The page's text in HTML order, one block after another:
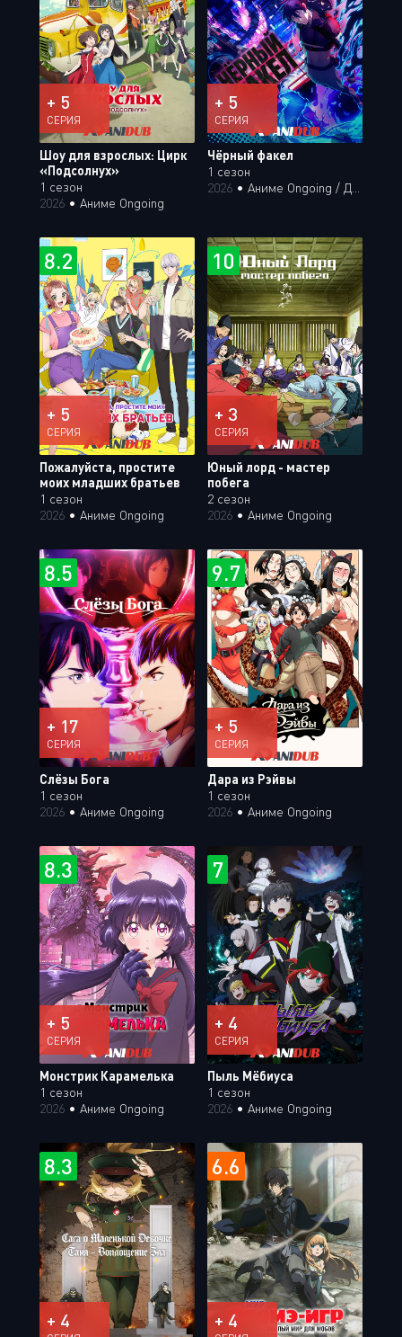
+ 5
СЕРИЯ
Шоу для взрослых: Цирк
«Подсолнух»
1 сезон
2026 • Аниме Ongoing
+ 5
СЕРИЯ
Чёрный факел
1 сезон
2026 • Аниме Ongoing / Дубляж Анидаба
8.2
+ 5
СЕРИЯ
Пожалуйста, простите
моих младших братьев
1 сезон
2026 • Аниме Ongoing
10
+ 3
СЕРИЯ
Юный лорд - мастер
побега
2 сезон
2026 • Аниме Ongoing
8.5
+ 17
СЕРИЯ
Слёзы Бога
1 сезон
2026 • Аниме Ongoing
9.7
+ 5
СЕРИЯ
Дара из Рэйвы
1 сезон
2026 • Аниме Ongoing
8.3
+ 5
СЕРИЯ
Монстрик Карамелька
1 сезон
2026 • Аниме Ongoing
7
+ 4
СЕРИЯ
Пыль Мёбиуса
1 сезон
2026 • Аниме Ongoing
8.3
+ 4
6.6
+ 4